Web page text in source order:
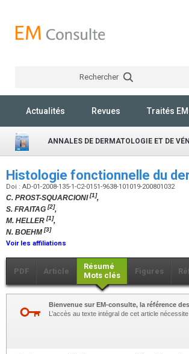
Rechercher
Actualités Revues Traités
ANNALES DE DERMATOLOGIE ET DE
Histologie fonctionnelle du
Doi : AD-01-2008-135-1-C2-0151-9638-101019-200801032
C. PROST-SQUARCIONI[1],
S. FRAITAG [2],
M. HELLER [1],
N. BOEHM[3]
Voir les affiliations
PDF Article
Résumé
Mots clés
Figures
Bienvenue sur EM-consulte, la référence
L’accès au texte intégral de cet article